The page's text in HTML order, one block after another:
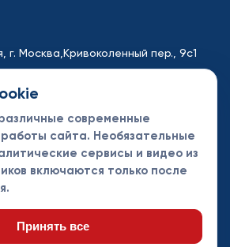
г. Москва, Кривоколенный пер., 9с1
95
Турниры
Контакты
партнеры
современные
работы сайта. Необязательные
сервисы и видео из
включаются только после
Принять все